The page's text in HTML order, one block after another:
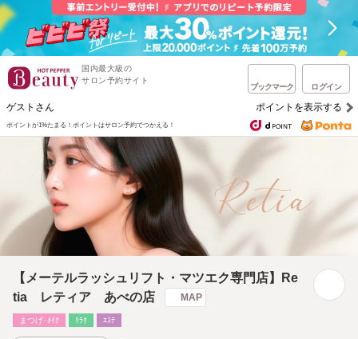
国内最大級の
サロン予約サイト
ブックマーク ログイン
ゲストさん ポイントを表示する
ポイントが1%たまる！ ポイントはサロン予約でつかえる！
【メーテルラッシュリフト・マツエク専門店】Re
tia レティア あべの店
MAP
まつげ･ﾒｲｸ ﾘﾗｸ ｴｽﾃ